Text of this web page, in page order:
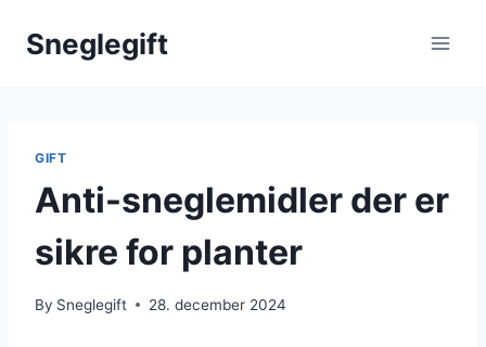
Sneglegift
GIFT
Anti-sneglemidler der er
sikre for planter
By Sneglegift 28. december 2024